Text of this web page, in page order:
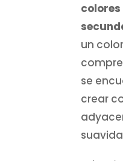
colores
un
se
crear